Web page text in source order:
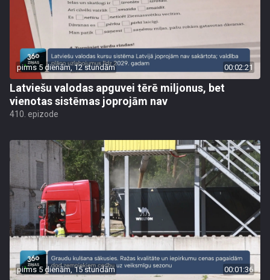
pirms 5 dienām, 12 stundām 00:02:21
Latviešu valodas apguvei tērē miljonus, bet
vienotas sistēmas joprojām nav
410. epizode
pirms 5 dienām, 15 stundām 00:01:36